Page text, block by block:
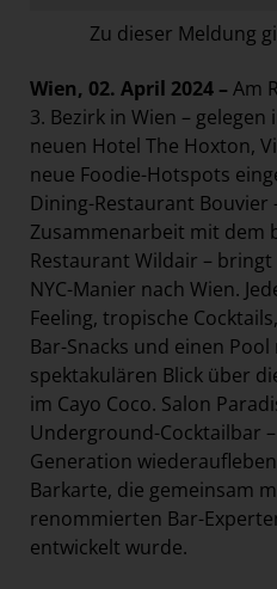
section.d
Swiss Life Select
The Companion
The Hoxton
Unibail-Rodamco-Westfield
Vöslauer
NMK
MEDIA
KONTAKT
Zu dieser Meldung
Wien, 02. April 2024 – Am
3. Bezirk in Wien –
neuen Hotel The Hoxton,
neue Foodie-Hotspots
Dining-Restaurant Bouvier
Zusammenarbeit mit dem
Restaurant Wildair –
NYC-Manier nach Wien.
Feeling, tropische
Bar-Snacks und einen
spektakulären Blick über
im Cayo Coco. Salon
Underground-Cocktailbar
Generation
Barkarte, die gemeinsam
renommierten Bar-
entwickelt wurde.